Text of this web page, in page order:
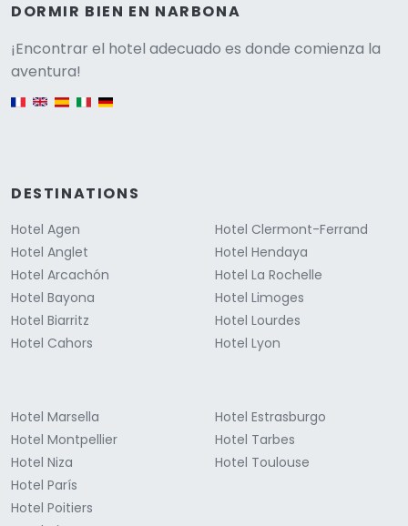
DORMIR BIEN EN NARBONA
¡Encontrar el hotel adecuado es donde comienza la
aventura!
English version
DESTINATIONS
Hotel Agen
Hotel Anglet
Hotel Arcachón
Hotel Bayona
Hotel Biarritz
Hotel Cahors
Hotel Clermont-Ferrand
Hotel Hendaya
Hotel La Rochelle
Hotel Limoges
Hotel Lourdes
Hotel Lyon
Hotel Marsella
Hotel Montpellier
Hotel Niza
Hotel París
Hotel Poitiers
Hotel Estrasburgo
Hotel Tarbes
Hotel Toulouse